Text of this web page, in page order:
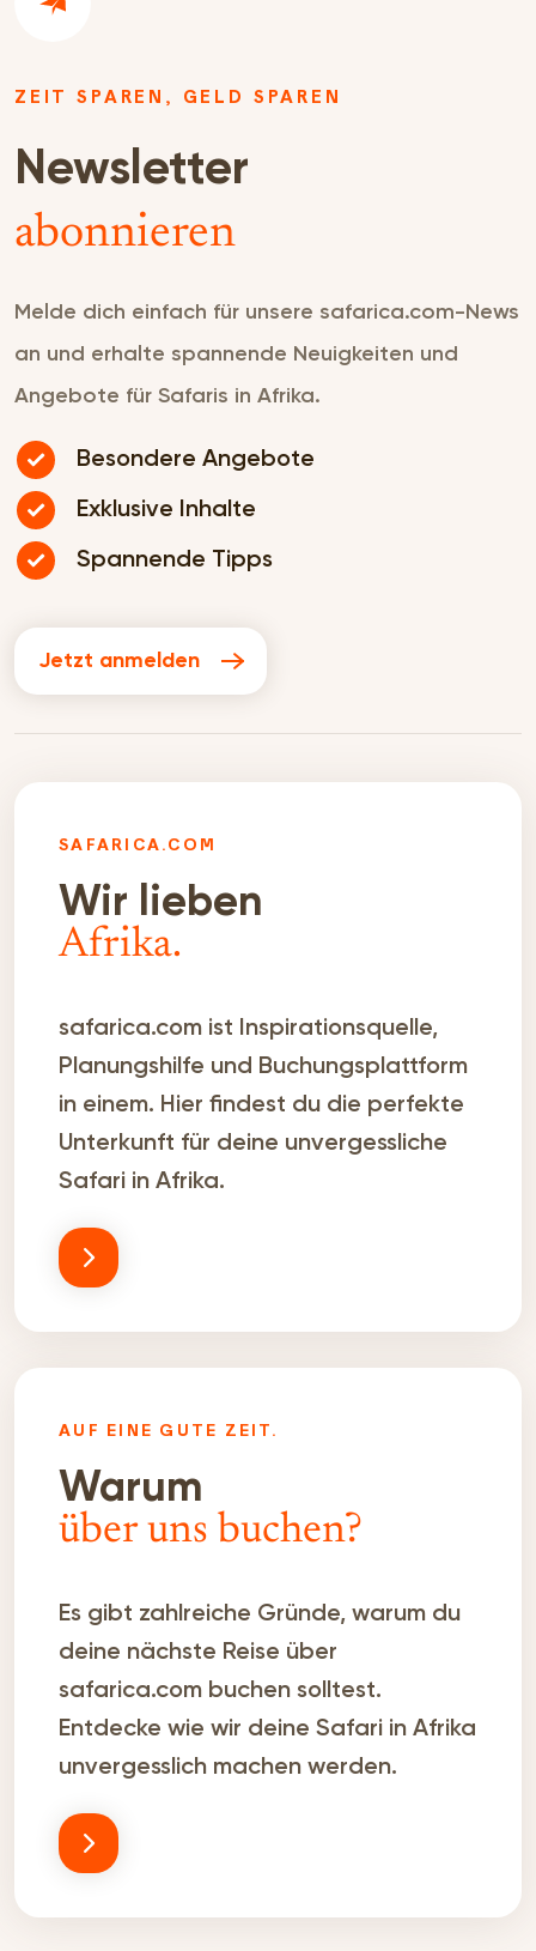
ZEIT SPAREN, GELD SPAREN
Newsletter
abonnieren
Melde dich einfach für unsere safarica.com-News
an und erhalte spannende Neuigkeiten und
Angebote für Safaris in Afrika.
Besondere Angebote
Exklusive Inhalte
Spannende Tipps
Jetzt anmelden
SAFARICA.COM
Wir lieben
Afrika.
safarica.com ist Inspirationsquelle,
Planungshilfe und Buchungsplattform
in einem. Hier findest du die perfekte
Unterkunft für deine unvergessliche
Safari in Afrika.
AUF EINE GUTE ZEIT.
Warum
über uns buchen?
Es gibt zahlreiche Gründe, warum du
deine nächste Reise über
safarica.com buchen solltest.
Entdecke wie wir deine Safari in Afrika
unvergesslich machen werden.